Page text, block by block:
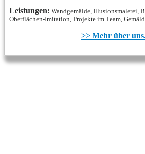
Leistungen: Wandgemälde, Illusionsmalerei,
Oberflächen-Imitation, Projekte im Team,
>> Mehr über